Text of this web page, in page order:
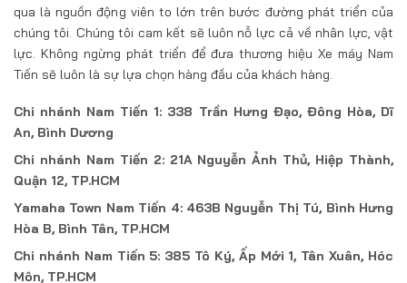
qua là nguồn động viên to lớn trên bước đường phát triển của
chúng tôi. Chúng tôi cam kết sẽ luôn nỗ lực cả về nhân lực, vật
lực. Không ngừng phát triển để đưa thương hiệu Xe máy Nam
Tiến sẽ luôn là sự lựa chọn hàng đầu của khách hàng.
Chi nhánh Nam Tiến 1: 338 Trần Hưng Đạo, Đông Hòa, Dĩ
An, Bình Dương
Chi nhánh Nam Tiến 2: 21A Nguyễn Ảnh Thủ, Hiệp Thành,
Quận 12, TP.HCM
Yamaha Town Nam Tiến 4: 463B Nguyễn Thị Tú, Bình Hưng
Hòa B, Bình Tân, TP.HCM
Chi nhánh Nam Tiến 5: 385 Tô Ký, Ấp Mới 1, Tân Xuân, Hóc
Môn, TP.HCM